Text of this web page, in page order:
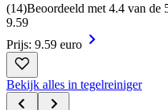
(14)Beoordeeld met 4.4 van de
9.59
Prijs: 9.59 euro
Bekijk alles in tegelreiniger